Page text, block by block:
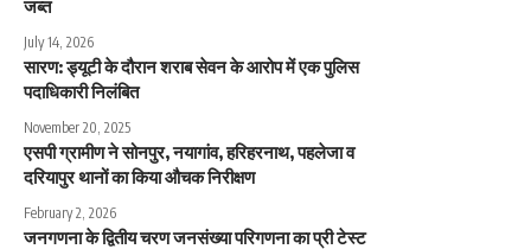
जब्त
July 14, 2026
सारण: ड्यूटी के दौरान शराब सेवन के आरोप में एक पुलिस
पदाधिकारी निलंबित
November 20, 2025
एसपी ग्रामीण ने सोनपुर, नयागांव, हरिहरनाथ, पहलेजा व
दरियापुर थानों का किया औचक निरीक्षण
February 2, 2026
जनगणना के द्वितीय चरण जनसंख्या परिगणना का प्री टेस्ट